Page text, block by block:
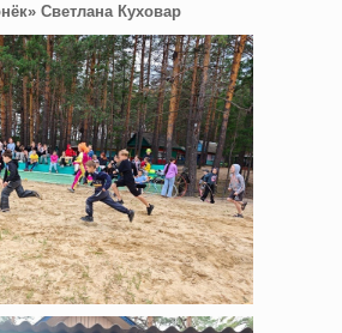
Светлана Куховар